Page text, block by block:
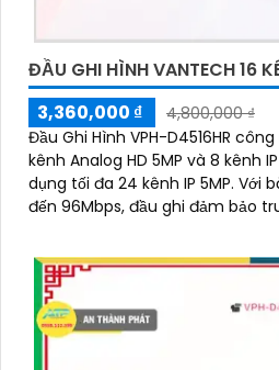
ĐẦU GHI HÌNH VANTECH 16
3,360,000 ₫
4,800,000 ₫
Đầu Ghi Hình VPH-D4516HR
kênh Analog HD 5MP và 8 kênh
dụng tối đa 24 kênh IP 5MP. Với băng thông tối đa lên
đến 96Mbps, đầu ghi đảm bảo
nên dễ dàng hơn